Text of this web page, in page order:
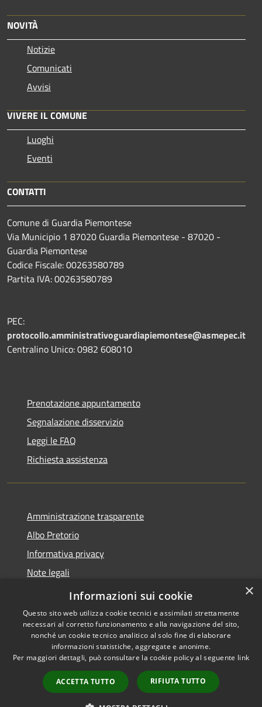
NOVITÀ
Notizie
Comunicati
Avvisi
VIVERE IL COMUNE
Luoghi
Eventi
CONTATTI
Comune di Guardia Piemontese
Via Municipio 1 87020 Guardia Piemontese - 87020 -
Guardia Piemontese
Codice Fiscale: 00263580789
Partita IVA: 00263580789
PEC:
protocollo.amministrativoguardiapiemontese@asmepec.it
Centralino Unico: 0982 608010
Prenotazione appuntamento
Segnalazione disservizio
Leggi le FAQ
Richiesta assistenza
Amministrazione trasparente
Albo Pretorio
Informativa privacy
Note legali
Dichiarazione di accessibilità
Accessibilità
Copyright © 2026 • Comune di
Guardia Piemontese • Powered
byMunicipium
Accesso
redazione
×
Informazioni sui cookie
Questo sito web utilizza cookie tecnici e assimilati strettamente
necessari al corretto funzionamento e alla navigazione del sito,
nonché un cookie tecnico analitico al solo fine di elaborare
informazioni statistiche, aggregate e anonime.
Per maggiori dettagli, può consultare la cookie policy al seguente link
ACCETTA TUTTO RIFIUTA TUTTO